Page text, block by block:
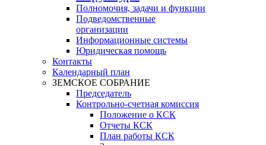
Полномочия, задачи и функции
Подведомственные
организации
Информационные системы
Юридическая помощь
Контакты
Календарный план
ЗЕМСКОЕ СОБРАНИЕ
Председатель
Контрольно-счетная комиссия
Положение о КСК
Отчеты КСК
План работы КСК